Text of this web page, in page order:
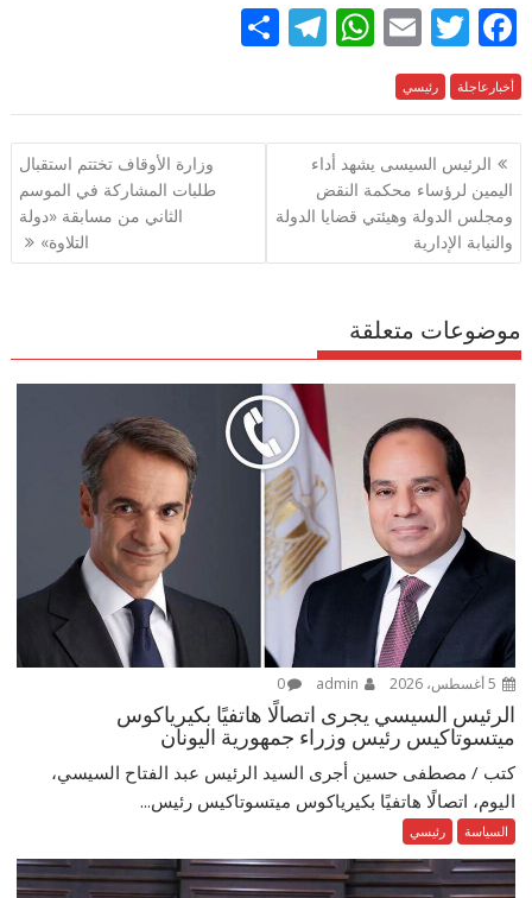
F
ac
e
b
o
o
k
T
w
itt
er
E
ai
l
W
at
s
A
p
p
T
e
gr
m
ar
e
أخبارعاجلة رئيسي
تصفّح
المقالات
الرئيس السيسى يشهد أداء
اليمين لرؤساء محكمة النقض
ومجلس الدولة وهيئتي قضايا الدولة
والنيابة الإدارية
وزارة الأوقاف تختتم استقبال
طلبات المشاركة في الموسم
الثاني من مسابقة «دولة
التلاوة»
موضوعات متعلقة
0
الرئيس السيسي يجرى اتصالًا هاتفيًا بكيرياكوس
ميتسوتاكيس رئيس وزراء جمهورية اليونان
كتب / مصطفى حسين أجرى السيد الرئيس عبد الفتاح السيسي،
اليوم، اتصالًا هاتفيًا بكيرياكوس ميتسوتاكيس رئيس...
السياسة رئيسي